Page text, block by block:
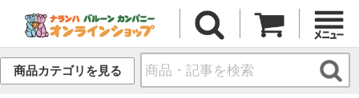
商品カテゴリを見る